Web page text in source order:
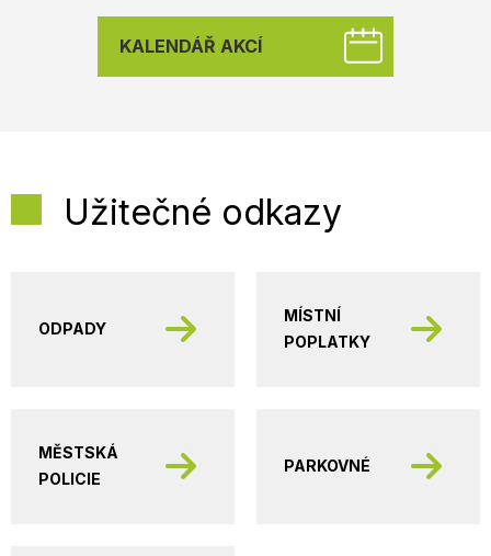
KALENDÁŘ AKCÍ
Užitečné odkazy
ODPADY
MÍSTNÍ
POPLATKY
MĚSTSKÁ
POLICIE
PARKOVNÉ